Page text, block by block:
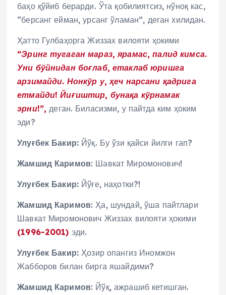
баҳо қўйиб берарди. Ўта қобилиятсиз, нўноқ кас,
“берсанг ейман, урсанг ўламан”, деган хилидан.
Ҳатто Гулбаҳорга Жиззах вилояти ҳокими
“Эринг тугаган мараз, ярамас, палид кимса.
Уни бўйнидан боғлаб, етаклаб юришга
арзимайди. Нонкўр у, ҳеч нарсани қадрига
етмайди! Йиғиштир, бунақа кўрнамак
эрни!”, деган. Биласизми, у пайтда ким ҳоким
эди?
Улуғбек Бакир: Йўқ. Бу ўзи қайси йилги гап?
Жамшид Каримов: Шавкат Миромонович!
Улуғбек Бакир: Йўғе, наҳотки?!
Жамшид Каримов: Ҳа, шундай, ўша пайтлари
Шавкат Миромонович Жиззах вилояти ҳокими
(1996-2001) эди.
Улуғбек Бакир:Ҳозир опангиз Иномжон
Жабборов билан бирга яшайдими?
Жамшид Каримов: Йўқ, ажрашиб кетишган.